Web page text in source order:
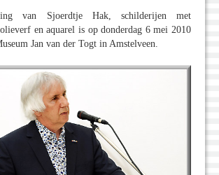
van Sjoerdtje Hak, schilderijen met
en aquarel is op donderdag 6 mei 2010
Jan van der Togt in Amstelveen.